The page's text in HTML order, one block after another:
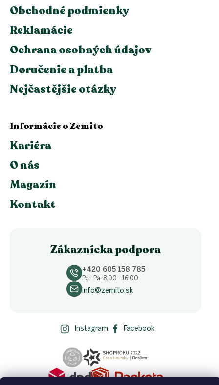
Obchodné podmienky
Reklamácie
Ochrana osobných údajov
Doručenie a platba
Nejčastějšie otázky
Informácie o Zemito
Kariéra
O nás
Magazín
Kontakt
Zákaznícka podpora
+420 605 158 785
Po - Pá: 8.00 - 16.00
info@zemito.sk
Instagram Facebook